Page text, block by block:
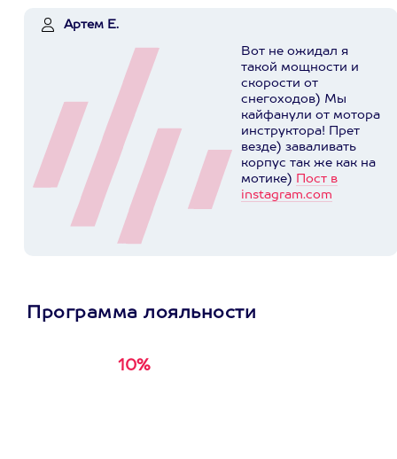
Артем Е.
Вот не ожидал я
такой мощности и
скорости от
снегоходов) Мы
кайфанули от мотора
инструктора! Прет
везде) заваливать
корпус так же как на
мотике) Пост в
instagram.com
Программа лояльности
10%